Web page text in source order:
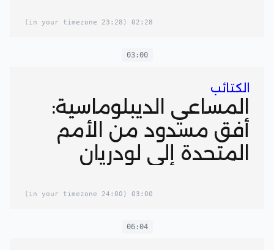
02:28
(23:28 in your timezone)
03:00
الكتائب
المساعي الديبلوماسية:
أفق مسدود من الأمم
المتحدة إلى لودريان
03:00
(24:00 in your timezone)
06:04